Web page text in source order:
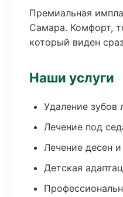
Премиальная
Самара. Комфорт,
который виден
Наши услуги
Удаление
Лечение под
Лечение десен
Детская